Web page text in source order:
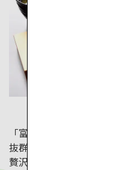
「富山湾鮨」は”天然の
抜群の地魚を使った、富
贅沢なお寿司。